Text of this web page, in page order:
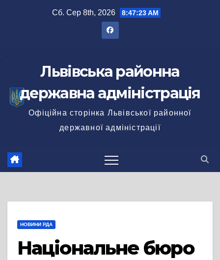
Сб. Сер 8th, 2026 8:47:23 AM
Львівська районна
державна адміністрація
Офіційна сторінка Львівської районної
державної адміністрації
НОВИНИ РДА
Національне бюро